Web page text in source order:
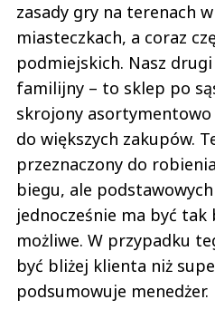
zasady gry na terenach
miasteczkach, a coraz
podmiejskich. Nasz
familijny – to sklep po
skrojony
do większych zakupów.
przeznaczony do
biegu, ale
jednocześnie ma być
możliwe. W przypadku
być bliżej klienta niż
podsumowuje menedżer.